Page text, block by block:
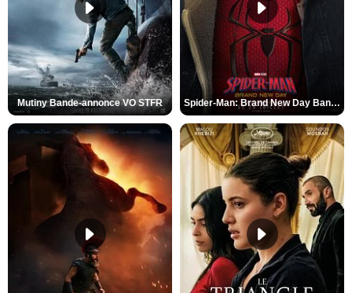
Mutiny Bande-annonce VO STFR Spider-Man: Brand New Day Bande-annonce VO STFR